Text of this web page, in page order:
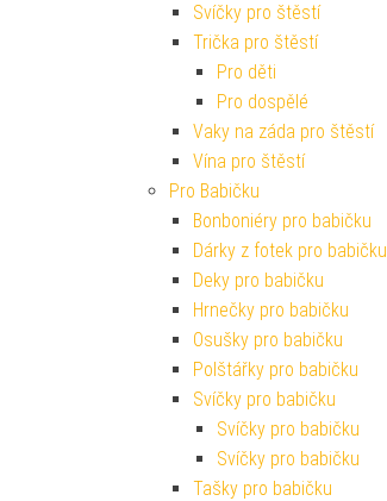
Svíčky pro štěstí
Trička pro štěstí
Pro děti
Pro dospělé
Vaky na záda pro štěstí
Vína pro štěstí
Pro Babičku
Bonboniéry pro babičku
Dárky z fotek pro babičku
Deky pro babičku
Hrnečky pro babičku
Osušky pro babičku
Polštářky pro babičku
Svíčky pro babičku
Svíčky pro babičku
Svíčky pro babičku
Tašky pro babičku